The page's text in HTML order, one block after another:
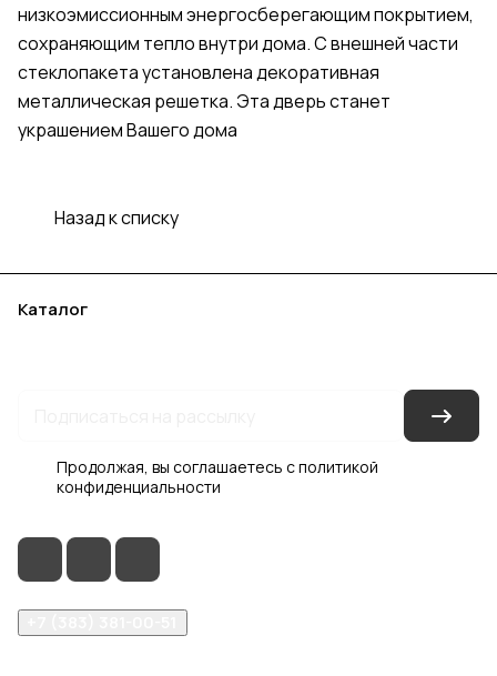
низкоэмиссионным энергосберегающим покрытием,
сохраняющим тепло внутри дома. С внешней части
стеклопакета установлена декоративная
металлическая решетка. Эта дверь станет
украшением Вашего дома
Назад к списку
Каталог
Продолжая, вы соглашаетесь сполитикой
конфиденциальности